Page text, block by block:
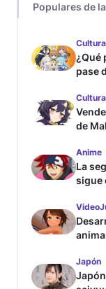
Populares de
¿Qué
pase
de
Anime
La
sigue
Japón